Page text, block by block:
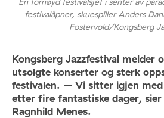
festivalåpner, skuespiller Anders
Fostervold/Kongsberg
Kongsberg Jazzfestival melder
utsolgte konserter og sterk
festivalen. – Vi sitter igjen
etter fire fantastiske dager,
Ragnhild Menes.